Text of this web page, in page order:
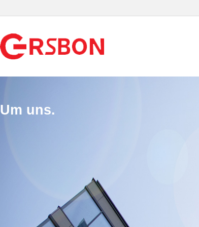
Um uns.